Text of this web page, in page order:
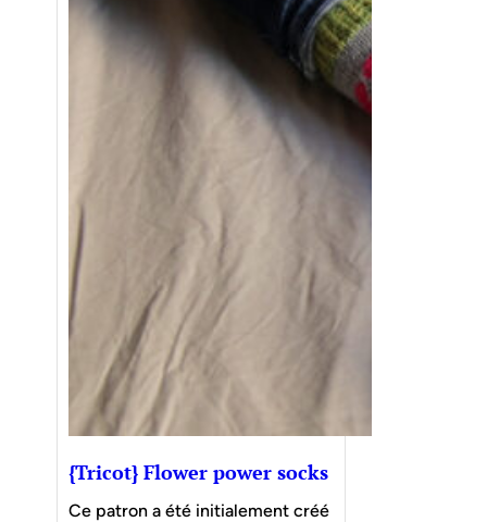
{Tricot} Flower power socks
Ce patron a été initialement créé